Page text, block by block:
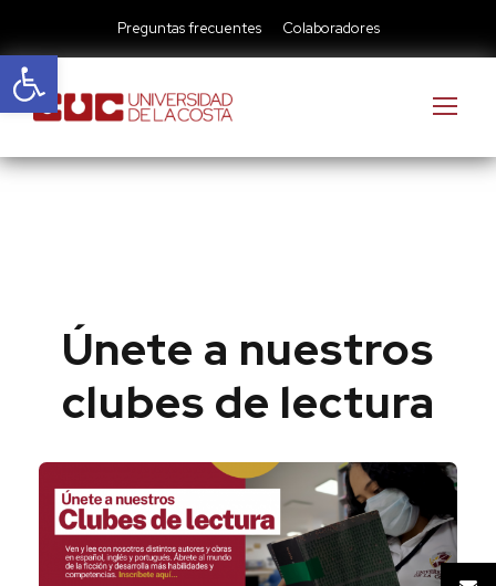
Abrir barra de herramientas
Preguntas frecuentes Colaboradores
Únete a nuestros
clubes de lectura